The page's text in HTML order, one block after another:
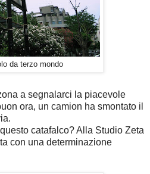
da terzo mondo
a segnalarci la piacevole
ora, un camion ha smontato il
catafalco? Alla Studio Zeta
con una determinazione